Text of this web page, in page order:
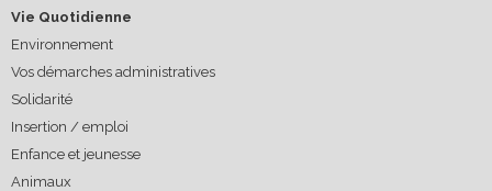
Vie Quotidienne
Environnement
Vos démarches administratives
Solidarité
Insertion / emploi
Enfance et jeunesse
Animaux